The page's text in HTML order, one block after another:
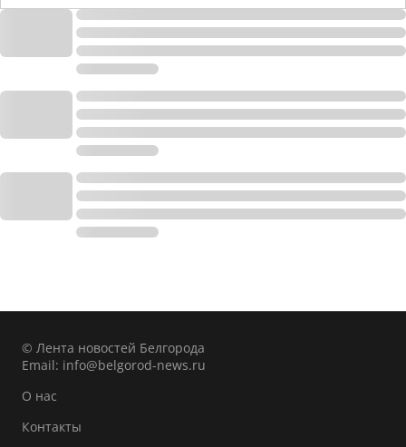
© Лента новостей Белгорода
Email: info@belgorod-news.ru
О нас
Контакты